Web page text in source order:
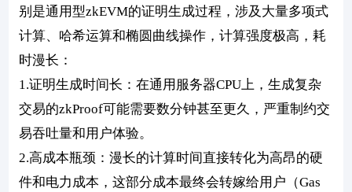
别是通用型zkEVM的证明生成过程，涉及大量多项式
计算、哈希运算和椭圆曲线操作，计算强度极高，耗
时漫长：
1.证明生成时间长：在通用服务器CPU上，生成复杂
交易的zkProof可能需要数分钟甚至更久，严重制约交
易吞吐量和用户体验。
2.高成本瓶颈：漫长的计算时间直接转化为高昂的硬
件和电力成本，这部分成本最终会转嫁给用户（Gas